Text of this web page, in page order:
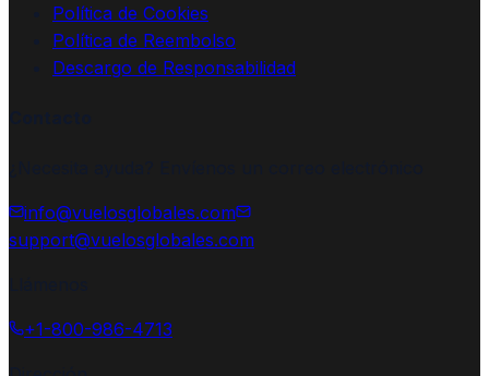
Política de Cookies
Política de Reembolso
Descargo de Responsabilidad
info@vuelosglobales.com
support@vuelosglobales.com
+1-800-986-4713